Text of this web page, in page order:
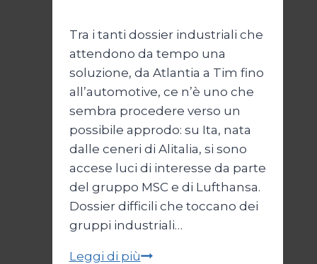
Tra i tanti dossier industriali che
attendono da tempo una
soluzione, da Atlantia a Tim fino
all’automotive, ce n’è uno che
sembra procedere verso un
possibile approdo: su Ita, nata
dalle ceneri di Alitalia, si sono
accese luci di interesse da parte
del gruppo MSC e di Lufthansa.
Dossier difficili che toccano dei
gruppi industriali…
Leggi di piùL’ultima